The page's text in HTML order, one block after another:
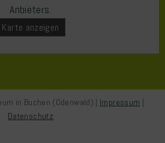
Anbieters.
Karte anzeigen
in Buchen (Odenwald) | Impressum |
Datenschutz